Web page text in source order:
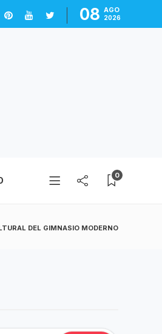
08 AGO
2026
0
DEL GIMNASIO MODERNO